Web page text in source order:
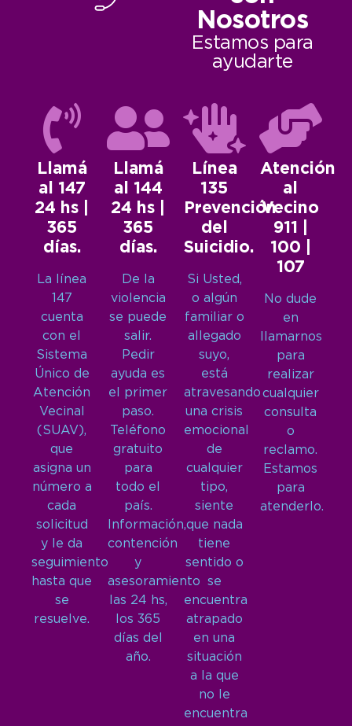
Nosotros
Estamos para
ayudarte
Llamá
al 147
24 hs |
365
días.
La línea
147
cuenta
con el
Sistema
Único de
Atención
Vecinal
(SUAV),
que
asigna un
número a
cada
solicitud
y le da
seguimiento
hasta que
se
resuelve.
Llamá
al 144
24 hs |
365
días.
De la
violencia
se puede
salir.
Pedir
ayuda es
el primer
paso.
Teléfono
gratuito
para
todo el
país.
Información,
contención
y
asesoramiento
las 24 hs,
los 365
días del
año.
Línea
135
Prevención
del
Suicidio.
Si Usted,
o algún
familiar o
allegado
suyo,
está
atravesando
una crisis
emocional
de
cualquier
tipo,
siente
que nada
tiene
sentido o
se
encuentra
atrapado
en una
situación
a la que
no le
encuentra
Atención
al
Vecino
911 |
100 |
107
No dude
en
llamarnos
para
realizar
cualquier
consulta
o
reclamo.
Estamos
para
atenderlo.